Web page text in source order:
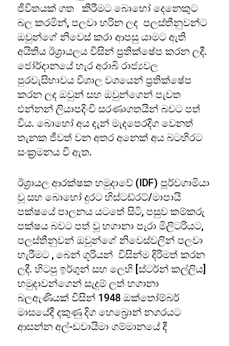
ජීවිතයක් ගත කිරීමට බොහෝ දෙනෙකුට
බල කරමින්, පලවා හරින ලද පලස්තීනුවන්ට
ඔවුන්ගේ නිවෙස් කරා ආපසු යාමට ඇති
අයිතිය ඊශ්‍රායලය විසින් ප්‍රතික්ෂේප කරන ලදී.
ජෝර්දානයේ හැර අරාබි රාජ්‍යවල
පුරවැසිභාවය විශාල වශයෙන් ප්‍රතික්ෂේප
කරන ලද ඔවුන් සහ ඔවුන්ගෙන් පැවත
එන්නන් ලියාපදිංචි සරණාගතයින් බවට පත්
විය. බොහෝ අය දැන් මැදපෙරදිග වෙනත්
තැනක ජීවත් වන අතර අනෙක් අය බටහිරට
සංක්‍රමනය වී ඇත.
ඊශ්‍රායල ආරක්ෂක හමුදාවේ (IDF) පූර්වගාමියා
වූ සහ බොහෝ දුරට හිස්ටඩ්රට්/මාපායි
පක්ෂයේ පාලනය යටතේ සිටි, පසුව කම්කරු
පක්ෂය බවට පත් වූ හගානා පැරා මිලිටරියට,
පලස්තීනුවන් ඔවුන්ගේ නිවෙස්වලින් පලවා
හැරීමට , බෙන් ගූරියන් විසින්ම දිරිමත් කරන
ලදී. හිටපු ඉර්ගුන් සහ ලෙහි [ස්ටර්න් කල්ලිය]
හමුදාවන්ගෙන් සැදුම් ලත් හගානා
බලඇණියක් විසින් 1948 ඔක්තෝම්බර්
මාසයේදී දකුණු දිග හෙබ්‍රොන් නගරයට
ආසන්න අල්-ඩවායිමා ගම්මානයේ දී